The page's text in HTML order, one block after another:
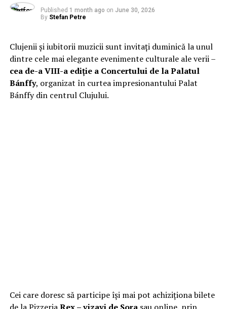
Published 1 month ago on June 30, 2026
By Stefan Petre
Clujenii și iubitorii muzicii sunt invitați duminică la unul
dintre cele mai elegante evenimente culturale ale verii –
cea de-a VIII-a ediție a Concertului de la Palatul
Bánffy, organizat în curtea impresionantului Palat
Bánffy din centrul Clujului.
Cei care doresc să participe își mai pot achiziționa bilete